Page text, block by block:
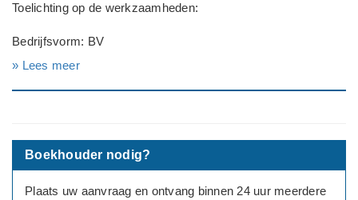
Toelichting op de werkzaamheden:
Bedrijfsvorm: BV
belastingaangiften, Belastingaangiften, Belastingadvies,
Type aanvraag: Zakelijk
Rechtsvorm: BV
» Lees meer
Boekhouder nodig?
Plaats uw aanvraag en ontvang binnen 24 uur meerdere